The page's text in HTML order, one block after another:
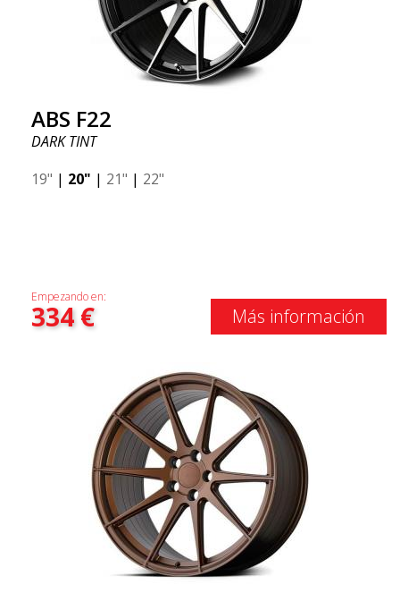
ABS F22
DARK TINT
19" | 20" | 21" | 22"
Empezando en:
334€ Más información